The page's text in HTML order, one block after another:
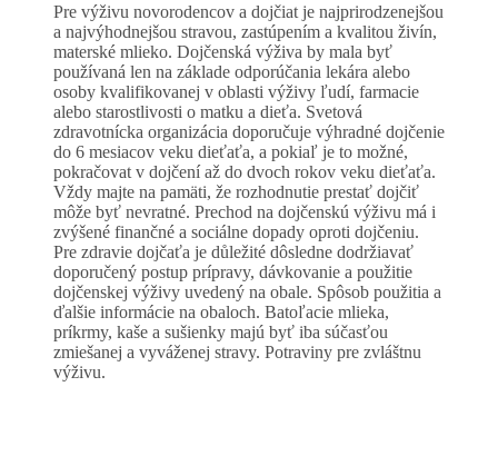
Pre výživu novorodencov a dojčiat je najprirodzenejšou
a najvýhodnejšou stravou, zastúpením a kvalitou živín,
materské mlieko. Dojčenská výživa by mala byť
používaná len na základe odporúčania lekára alebo
osoby kvalifikovanej v oblasti výživy ľudí, farmacie
alebo starostlivosti o matku a dieťa. Svetová
zdravotnícka organizácia doporučuje výhradné dojčenie
do 6 mesiacov veku dieťaťa, a pokiaľ je to možné,
pokračovat v dojčení až do dvoch rokov veku dieťaťa.
Vždy majte na pamäti, že rozhodnutie prestať dojčiť
môže byť nevratné. Prechod na dojčenskú výživu má i
zvýšené finančné a sociálne dopady oproti dojčeniu.
Pre zdravie dojčaťa je důležité dôsledne dodržiavať
doporučený postup prípravy, dávkovanie a použitie
dojčenskej výživy uvedený na obale. Spôsob použitia a
ďalšie informácie na obaloch. Batoľacie mlieka,
príkrmy, kaše a sušienky majú byť iba súčasťou
zmiešanej a vyváženej stravy. Potraviny pre zvláštnu
výživu.